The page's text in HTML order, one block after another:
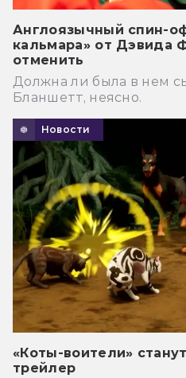
Англоязычный спин-
кальмара» от Дэвида
отменить
Должна ли была в нем
Бланшетт, неясно.
Новости
«Коты-воители»
трейлер